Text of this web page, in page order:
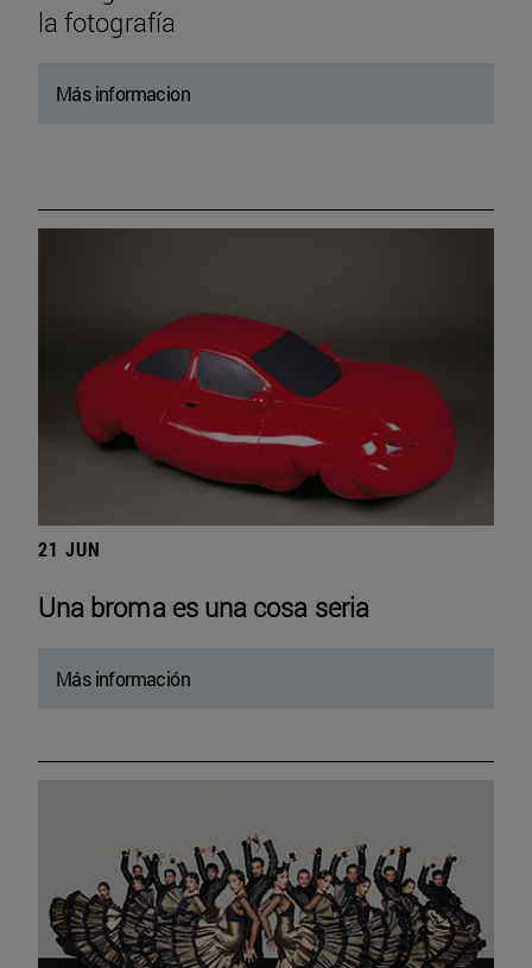
la fotografía
Más informacion
21 JUN
Una broma es una cosa seria
Más información